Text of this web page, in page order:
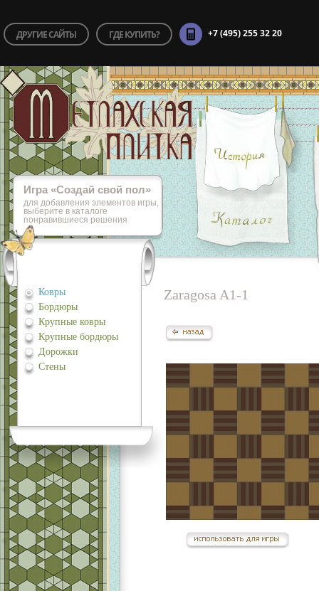
ДРУГИЕ САЙТЫ ГДЕ КУПИТЬ? +7 (495) 255 32 20
Игра «Cоздай свой пол»
для добавления элементов игры,
выберите в каталоге
понравившиеся решения
Ковры
Бордюры
Крупные ковры
Крупные бордюры
Дорожки
Стены
Zaragosa A1-1